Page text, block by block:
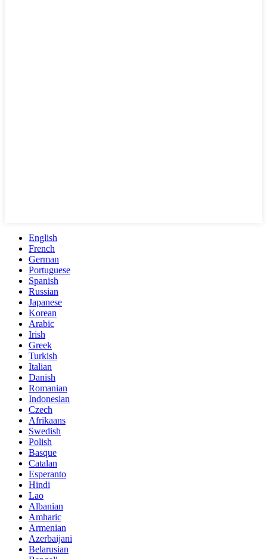
English
French
German
Portuguese
Spanish
Russian
Japanese
Korean
Arabic
Irish
Greek
Turkish
Italian
Danish
Romanian
Indonesian
Czech
Afrikaans
Swedish
Polish
Basque
Catalan
Esperanto
Hindi
Lao
Albanian
Amharic
Armenian
Azerbaijani
Belarusian